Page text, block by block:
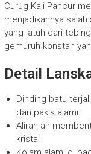
Curug Kali Pancur
menjadikannya
yang jatuh dari
gemuruh konstan
Detail
Dinding batu
dan pakis alami
Aliran air
kristal